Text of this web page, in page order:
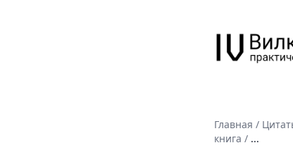
Главная /
книга / ...